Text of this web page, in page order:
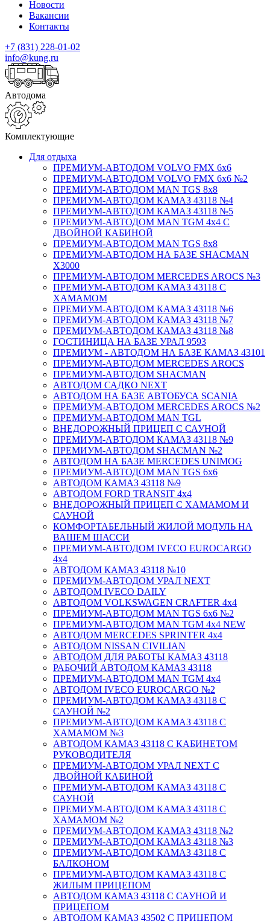
Новости
Вакансии
Контакты
+7 (831) 228-01-02
info@kung.ru
Автодома
Комплектующие
Для отдыха
ПРЕМИУМ-АВТОДОМ VOLVO FMX 6x6
ПРЕМИУМ-АВТОДОМ VOLVO FMX 6x6 №2
ПРЕМИУМ-АВТОДОМ MAN TGS 8х8
ПРЕМИУМ-АВТОДОМ КАМАЗ 43118 №4
ПРЕМИУМ-АВТОДОМ КАМАЗ 43118 №5
ПРЕМИУМ-АВТОДОМ MAN TGM 4х4 С
ДВОЙНОЙ КАБИНОЙ
ПРЕМИУМ-АВТОДОМ MAN TGS 8х8
ПРЕМИУМ-АВТОДОМ НА БАЗЕ SHACMAN
X3000
ПРЕМИУМ-АВТОДОМ MERCEDES AROCS №3
ПРЕМИУМ-АВТОДОМ КАМАЗ 43118 С
ХАМАМОМ
ПРЕМИУМ-АВТОДОМ КАМАЗ 43118 №6
ПРЕМИУМ-АВТОДОМ КАМАЗ 43118 №7
ПРЕМИУМ-АВТОДОМ КАМАЗ 43118 №8
ГОСТИНИЦА НА БАЗЕ УРАЛ 9593
ПРЕМИУМ - АВТОДОМ НА БАЗЕ КАМАЗ 43101
ПРЕМИУМ-АВТОДОМ MERCEDES AROCS
ПРЕМИУМ-АВТОДОМ SHACMAN
АВТОДОМ САДКО NEXT
АВТОДОМ НА БАЗЕ АВТОБУСА SCANIA
ПРЕМИУМ-АВТОДОМ MERCEDES AROCS №2
ПРЕМИУМ-АВТОДОМ MAN TGL
ВНЕДОРОЖНЫЙ ПРИЦЕП С САУНОЙ
ПРЕМИУМ-АВТОДОМ КАМАЗ 43118 №9
ПРЕМИУМ-АВТОДОМ SHACMAN №2
АВТОДОМ НА БАЗЕ MERCEDES UNIMOG
ПРЕМИУМ-АВТОДОМ MAN TGS 6х6
АВТОДОМ КАМАЗ 43118 №9
АВТОДОМ FORD TRANSIT 4x4
ВНЕДОРОЖНЫЙ ПРИЦЕП С ХАМАМОМ И
САУНОЙ
КОМФОРТАБЕЛЬНЫЙ ЖИЛОЙ МОДУЛЬ НА
ВАШЕМ ШАССИ
ПРЕМИУМ-АВТОДОМ IVECO EUROCARGO
4х4
АВТОДОМ КАМАЗ 43118 №10
ПРЕМИУМ-АВТОДОМ УРАЛ NEXT
АВТОДОМ IVECO DAILY
АВТОДОМ VOLKSWAGEN CRAFTER 4х4
ПРЕМИУМ-АВТОДОМ MAN TGS 6х6 №2
ПРЕМИУМ-АВТОДОМ MAN TGM 4x4 NEW
АВТОДОМ MERCEDES SPRINTER 4x4
АВТОДОМ NISSAN CIVILIAN
АВТОДОМ ДЛЯ РАБОТЫ КАМАЗ 43118
РАБОЧИЙ АВТОДОМ КАМАЗ 43118
ПРЕМИУМ-АВТОДОМ MAN TGM 4x4
АВТОДОМ IVECO EUROCARGO №2
ПРЕМИУМ-АВТОДОМ КАМАЗ 43118 С
САУНОЙ №2
ПРЕМИУМ-АВТОДОМ КАМАЗ 43118 С
ХАМАМОМ №3
АВТОДОМ КАМАЗ 43118 С КАБИНЕТОМ
РУКОВОДИТЕЛЯ
ПРЕМИУМ-АВТОДОМ УРАЛ NEXT С
ДВОЙНОЙ КАБИНОЙ
ПРЕМИУМ-АВТОДОМ КАМАЗ 43118 С
САУНОЙ
ПРЕМИУМ-АВТОДОМ КАМАЗ 43118 С
ХАМАМОМ №2
ПРЕМИУМ-АВТОДОМ КАМАЗ 43118 №2
ПРЕМИУМ-АВТОДОМ КАМАЗ 43118 №3
ПРЕМИУМ-АВТОДОМ КАМАЗ 43118 С
БАЛКОНОМ
ПРЕМИУМ-АВТОДОМ КАМАЗ 43118 С
ЖИЛЫМ ПРИЦЕПОМ
АВТОДОМ КАМАЗ 43118 С САУНОЙ И
ПРИЦЕПОМ
АВТОДОМ КАМАЗ 43502 С ПРИЦЕПОМ